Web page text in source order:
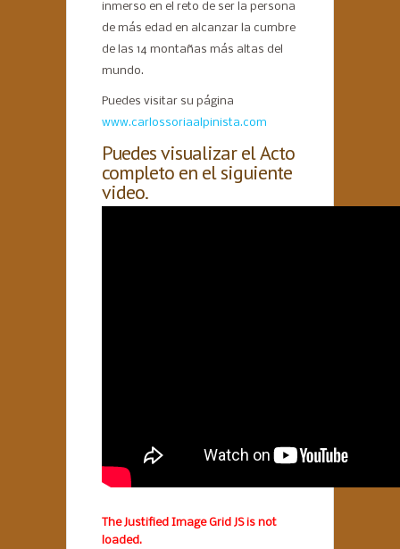
inmerso en el reto de ser la persona
de más edad en alcanzar la cumbre
de las 14 montañas más altas del
mundo.
Puedes visitar su página
www.carlossoriaalpinista.com
Puedes visualizar el Acto
completo en el siguiente
video.
The Justified Image Grid JS is not
loaded.